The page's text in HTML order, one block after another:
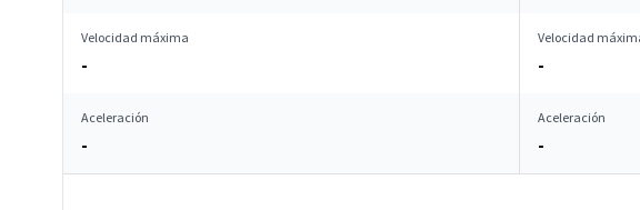
Velocidad máxima
-
Velocidad
-
Aceleración
-
Aceleración
-